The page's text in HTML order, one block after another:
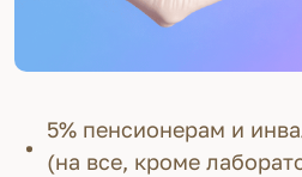
5% пенсионерам и
(на все, кроме